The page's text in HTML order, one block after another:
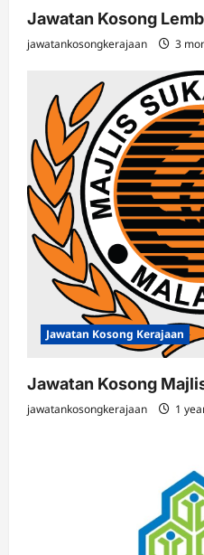
Jawatan Kosong
jawatankosongkerajaan 3
Jawatan Kosong Kerajaan
Jawatan Kosong
jawatankosongkerajaan 1